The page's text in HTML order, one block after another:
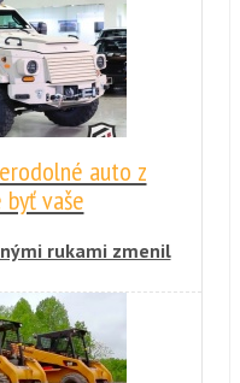
toto môže
auto z
byť vaše
rukami zmenil
predaj.